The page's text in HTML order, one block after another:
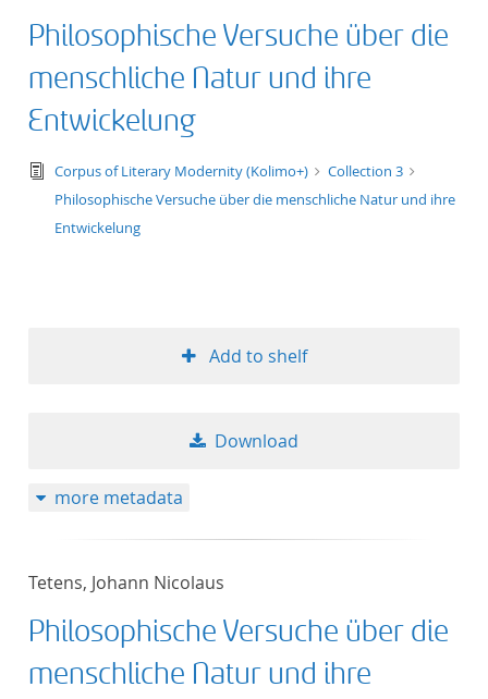
Philosophische Versuche über die
menschliche Natur und ihre
Entwickelung
text/tg.edition+tg.aggregation+xml
Corpus of Literary Modernity (Kolimo+)
Collection 3
Philosophische Versuche über die menschliche Natur und ihre
Entwickelung
Add to shelf
Download
more metadata
Tetens, Johann Nicolaus
Philosophische Versuche über die
menschliche Natur und ihre